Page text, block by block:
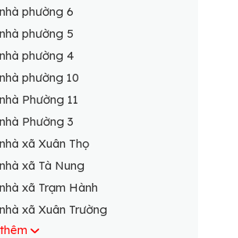
phường 6
phường 5
phường 4
phường 10
Phường 11
Phường 3
xã Xuân Thọ
xã Tà Nung
xã Trạm Hành
xã Xuân Trường